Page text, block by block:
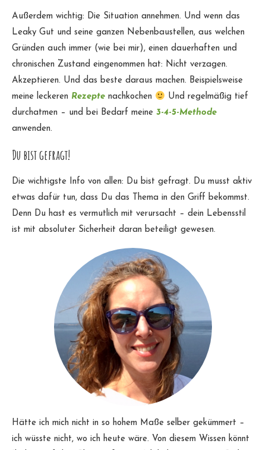
Außerdem wichtig: Die Situation annehmen. Und wenn das
Leaky Gut und seine ganzen Nebenbaustellen, aus welchen
Gründen auch immer (wie bei mir), einen dauerhaften und
chronischen Zustand eingenommen hat: Nicht verzagen.
Akzeptieren. Und das beste daraus machen. Beispielsweise
meine leckeren Rezepte nachkochen
Und regelmäßig tief
durchatmen – und bei Bedarf meine 3-4-5-Methode
anwenden.
Du bist gefragt!
Die wichtigste Info von allen: Du bist gefragt. Du musst aktiv
etwas dafür tun, dass Du das Thema in den Griff bekommst.
Denn Du hast es vermutlich mit verursacht – dein Lebensstil
ist mit absoluter Sicherheit daran beteiligt gewesen.
Hätte ich mich nicht in so hohem Maße selber gekümmert –
ich wüsste nicht, wo ich heute wäre. Von diesem Wissen könnt